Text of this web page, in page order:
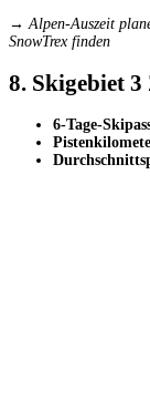
→ Alpen-Auszeit
SnowTrex finden
8. Skigebiet
6-Tage-